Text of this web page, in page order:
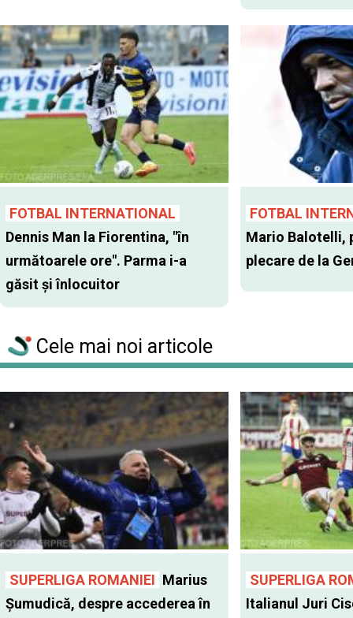
FOTBAL INTERNATIONAL
Dennis Man la Fiorentina, "în
următoarele ore". Parma i-a
găsit şi înlocuitor
FOTBAL
Mario Balotelli,
plecare de la
Cele mai noi articole
SUPERLIGA ROMANIEI Marius
Șumudică, despre accederea în
SUPERLIGA
Italianul Juri